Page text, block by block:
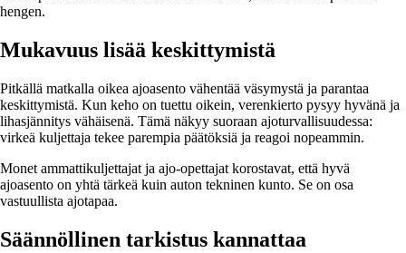
hengen.
Mukavuus lisää keskittymistä
Pitkällä matkalla oikea ajoasento vähentää väsymystä ja parantaa
keskittymistä. Kun keho on tuettu oikein, verenkierto pysyy hyvänä ja
lihasjännitys vähäisenä. Tämä näkyy suoraan ajoturvallisuudessa:
virkeä kuljettaja tekee parempia päätöksiä ja reagoi nopeammin.
Monet ammattikuljettajat ja ajo-opettajat korostavat, että hyvä
ajoasento on yhtä tärkeä kuin auton tekninen kunto. Se on osa
vastuullista ajotapaa.
Säännöllinen tarkistus kannattaa